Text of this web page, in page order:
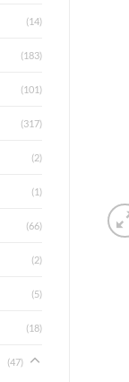
(14)
(183)
(101)
(317)
(2)
(1)
(66)
(2)
(5)
(18)
(47)